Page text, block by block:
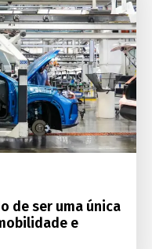
de ser uma única
e